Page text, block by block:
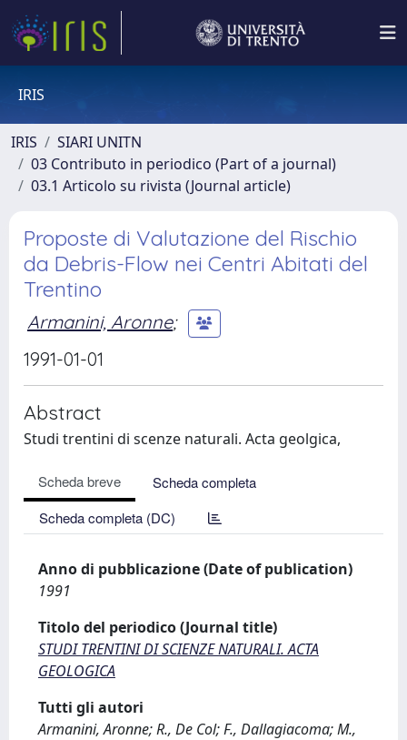
IRIS
IRIS
SIARI UNITN
03 Contributo in periodico (Part of a journal)
03.1 Articolo su rivista (Journal article)
Proposte di Valutazione del Rischio
da Debris-Flow nei Centri Abitati del
Trentino
Armanini, Aronne;
1991-01-01
Abstract
Studi trentini di scenze naturali. Acta geolgica,
Scheda breve
Scheda completa
Scheda completa (DC)
Anno di pubblicazione (Date of publication)
1991
Titolo del periodico (Journal title)
STUDI TRENTINI DI SCIENZE NATURALI. ACTA
GEOLOGICA
Tutti gli autori
Armanini, Aronne; R., De Col; F., Dallagiacoma; M.,